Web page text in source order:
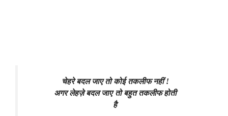
चेहरे बदल जाए तो कोई तकलीफ नहीं !
अगर लेहज़े बदल जाए तो बहुत तकलीफ होती
है